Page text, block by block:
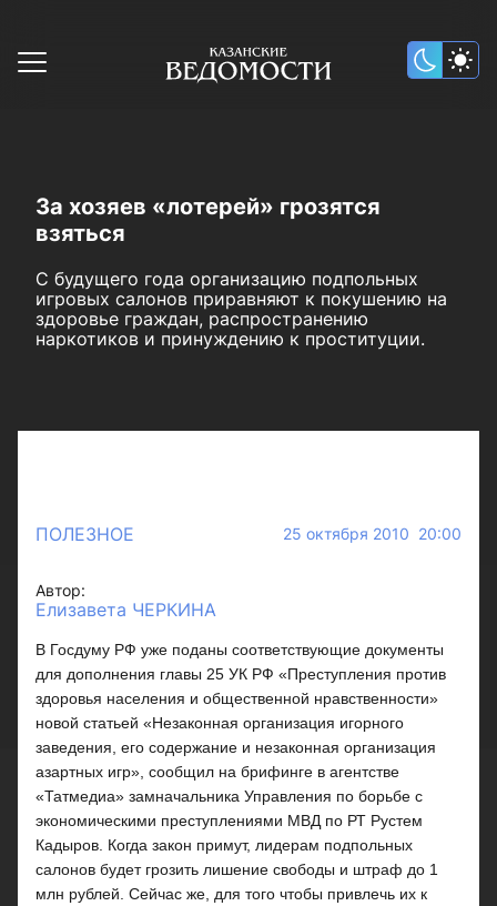
За хозяев «лотерей» грозятся
взяться
С будущего года организацию подпольных
игровых салонов приравняют к покушению на
здоровье граждан, распространению
наркотиков и принуждению к проституции.
ПОЛЕЗНОЕ 25 октября 2010 20:00
Автор:
Елизавета ЧЕРКИНА
В Госдуму РФ уже поданы соответствующие документы
для дополнения главы 25 УК РФ «Преступления против
здоровья населения и общественной нравственности»
новой статьей «Незаконная организация игорного
заведения, его содержание и незаконная организация
азартных игр», сообщил на брифинге в агентстве
«Татмедиа» замначальника Управления по борьбе с
экономическими преступлениями МВД по РТ Рустем
Кадыров. Когда закон примут, лидерам подпольных
салонов будет грозить лишение свободы и штраф до 1
млн рублей. Сейчас же, для того чтобы привлечь их к